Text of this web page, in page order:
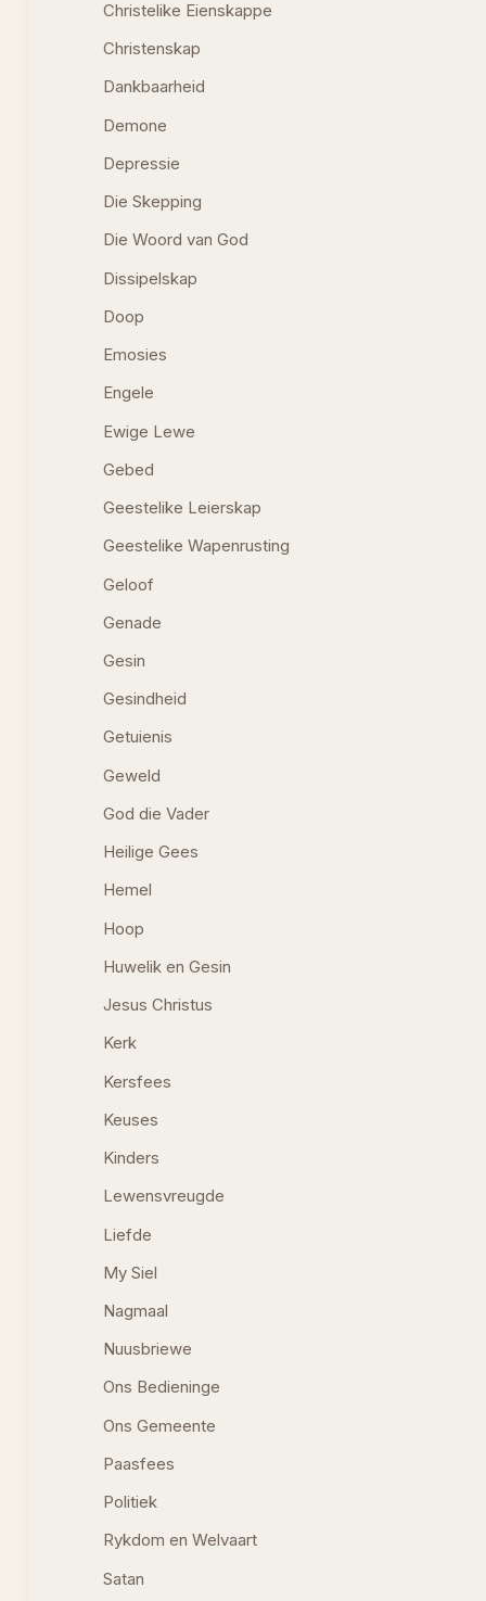
Christelike Eienskappe
Christenskap
Dankbaarheid
Demone
Depressie
Die Skepping
Die Woord van God
Dissipelskap
Doop
Emosies
Engele
Ewige Lewe
Gebed
Geestelike Leierskap
Geestelike Wapenrusting
Geloof
Genade
Gesin
Gesindheid
Getuienis
Geweld
God die Vader
Heilige Gees
Hemel
Hoop
Huwelik en Gesin
Jesus Christus
Kerk
Kersfees
Keuses
Kinders
Lewensvreugde
Liefde
My Siel
Nagmaal
Nuusbriewe
Ons Bedieninge
Ons Gemeente
Paasfees
Politiek
Rykdom en Welvaart
Satan